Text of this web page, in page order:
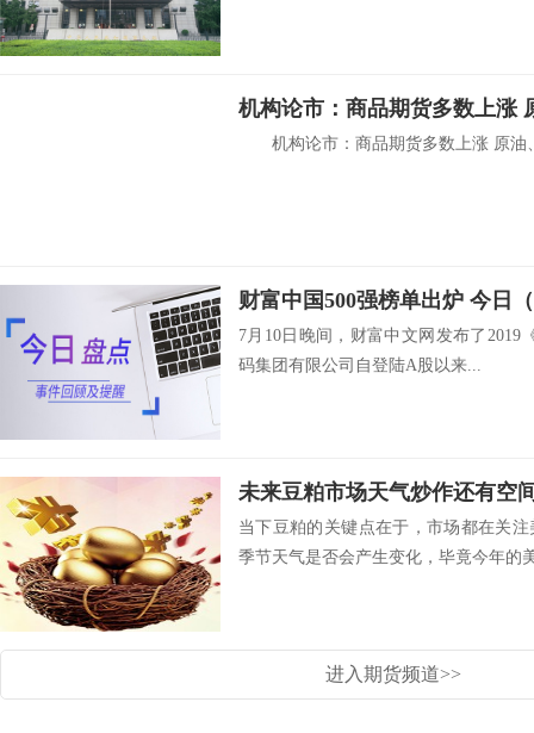
机构论市：商品期货多数上涨
机构论市：商品期货多数上涨 原油
7月10日晚间，财富中文网发布了2019
码集团有限公司自登陆A股以来...
未来豆粕市场天气炒作还有空
当下豆粕的关键点在于，市场都在关
季节天气是否会产生变化，毕竟今年的
进入期货频道>>